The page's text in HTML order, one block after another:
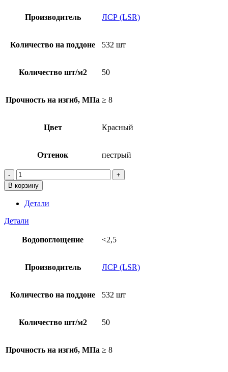
Производитель ЛСР (LSR)
Количество на поддоне 532 шт
Количество шт/м2 50
Прочность на изгиб, МПа ≥ 8
Цвет Красный
Оттенок пестрый
Количество
товара
Клинкерная
брусчатка
ЛСР
Глазго
красный
флэшинг
250*80*50
В корзину
Детали
Детали
Водопоглощение <2,5
Производитель ЛСР (LSR)
Количество на поддоне 532 шт
Количество шт/м2 50
Прочность на изгиб, МПа ≥ 8